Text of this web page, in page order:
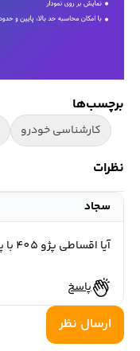
برچسب‌ها
کارشناسی خودرو
نظرات
سجاد
آیا اقساطی پژو 405 با پیش پرداخت ده میلیون تومان هست
پاسخ
ارسال نظر